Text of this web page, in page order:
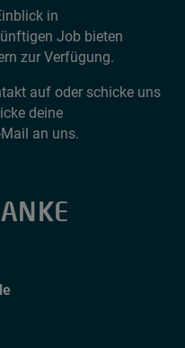
in
Job bieten
zur Verfügung.
auf oder schicke uns
deine
an uns.